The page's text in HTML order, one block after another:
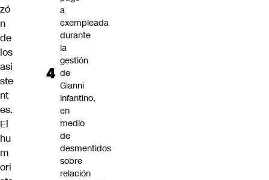
zó
n
de
los
asi
ste
nt
es.
El
hu
m
ori
a
exempleada
durante
la
gestión
de
Gianni
Infantino,
en
medio
de
desmentidos
sobre
relación